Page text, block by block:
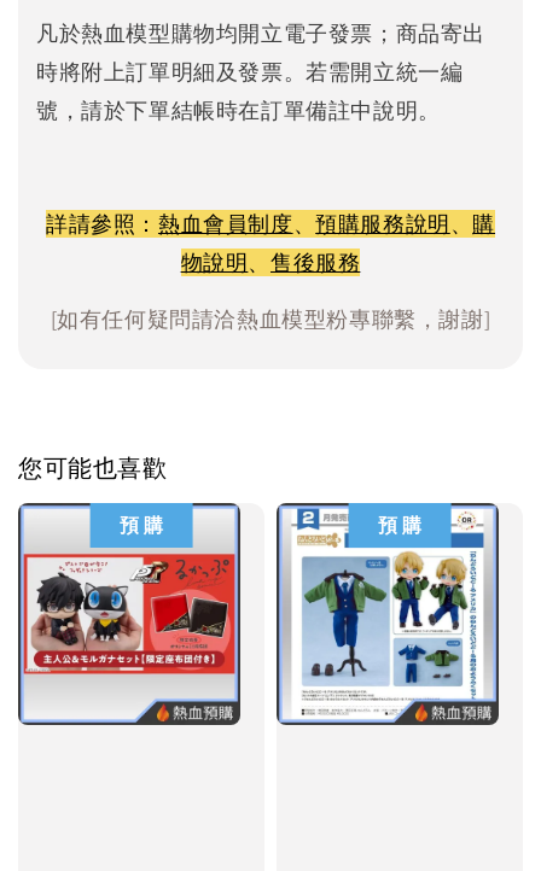
凡於熱血模型購物均開立電子發票；商品寄出
時將附上訂單明細及發票。若需開立統一編
號，請於下單結帳時在訂單備註中說明。
詳請參照： 熱血會員制度、預購服務說明、 購
物說明、 售後服務
[如有任何疑問請洽熱血模型粉專聯繫，謝謝]
您可能也喜歡
預 購 預 購